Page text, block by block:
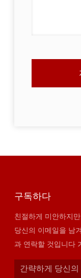
구독하다
친절하게 미안하지
당신의 이메일을 남